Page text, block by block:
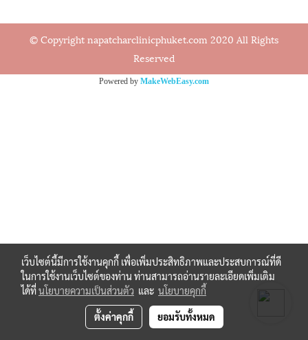
© Copyright napatcharclinicphuket.com 2020 All Rights
Reserved
Powered by MakeWebEasy.com
เว็บไซต์นี้มีการใช้งานคุกกี้ เพื่อเพิ่มประสิทธิภาพและประสบการณ์ที่ดี
ในการใช้งานเว็บไซต์ของท่าน ท่านสามารถอ่านรายละเอียดเพิ่มเติม
ได้ที่นโยบายความเป็นส่วนตัว และ นโยบายคุกกี้
ตั้งค่าคุกกี้ ยอมรับทั้งหมด